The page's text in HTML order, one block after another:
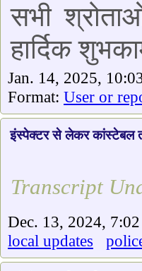
सभी
हार्दिक
Jan. 14, 2025,
Format: User or
इंस्पेक्टर से लेकर कांस्टेबल
Transcript
Dec. 13, 2024,
local updates